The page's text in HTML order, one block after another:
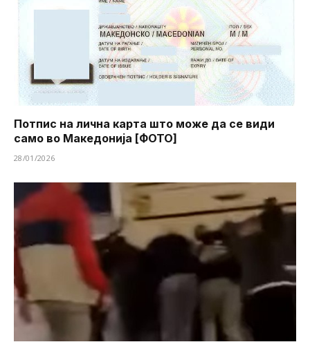
Потпис на лична карта што може да се види
само во Македонија [ФОТО]
28/01/2026